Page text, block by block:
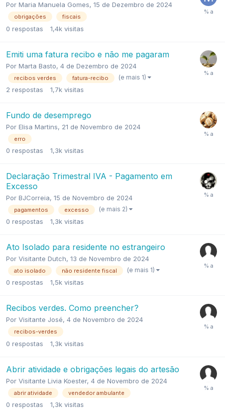
Por Maria Manuela Gomes, 15 de Dezembro de 2024
obrigações fiscais
0 respostas 1,4k visitas
Emiti uma fatura recibo e não me pagaram
Por Marta Basto, 4 de Dezembro de 2024
recibos verdes fatura-recibo (e mais 1)
2 respostas 1,7k visitas
Fundo de desemprego
Por Elisa Martins, 21 de Novembro de 2024
erro
0 respostas 1,3k visitas
Declaração Trimestral IVA - Pagamento em
Excesso
Por BJCorreia, 15 de Novembro de 2024
pagamentos excesso (e mais 2)
0 respostas 1,3k visitas
Ato Isolado para residente no estrangeiro
Por Visitante Dutch, 13 de Novembro de 2024
ato isolado não residente fiscal (e mais 1)
0 respostas 1,5k visitas
Recibos verdes. Como preencher?
Por Visitante José, 4 de Novembro de 2024
recibos-verdes
0 respostas 1,3k visitas
Abrir atividade e obrigações legais do artesão
Por Visitante Livia Koester, 4 de Novembro de 2024
abrir atividade vendedor ambulante
0 respostas 1,3k visitas